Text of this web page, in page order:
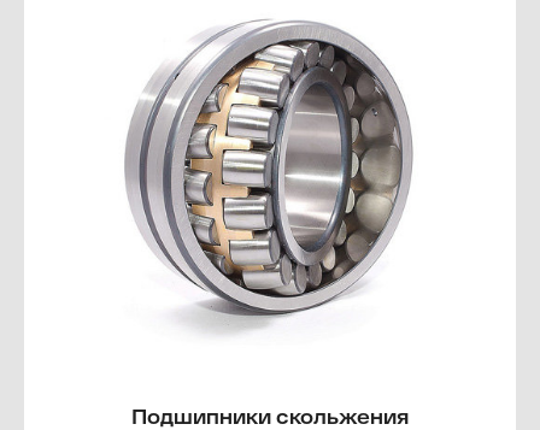
Подшипники скольжения